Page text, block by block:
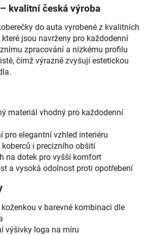
kvalitní česká výroba
do auta vyrobené z kvalitních
jsou navrženy pro každodenní
zpracování a nízkému profilu
čímž výrazně zvyšují estetickou
materiál vhodný pro každodenní
pro elegantní vzhled interiéru
i precizního obšití
na dotek pro vyšší komfort
a vysoká odolnost proti opotřebení
v barevné kombinaci dle
výšivky loga na míru